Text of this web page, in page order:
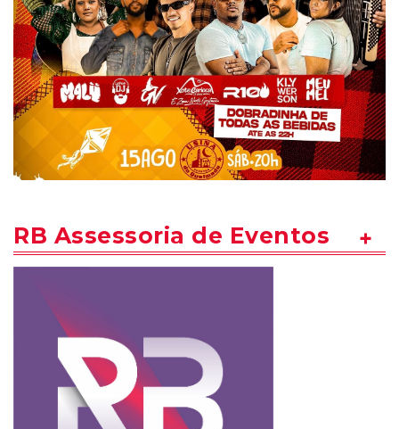
RB Assessoria de Eventos